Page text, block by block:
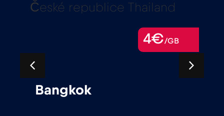
České republice Thailand
4€/GB
Bangkok